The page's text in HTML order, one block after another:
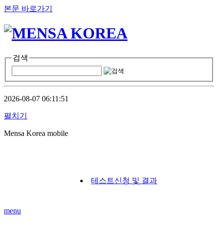
본문 바로가기
검색
2026-08-07 06:11:51
펼치기
Mensa Korea mobile
테스트신청 및 결과
menu